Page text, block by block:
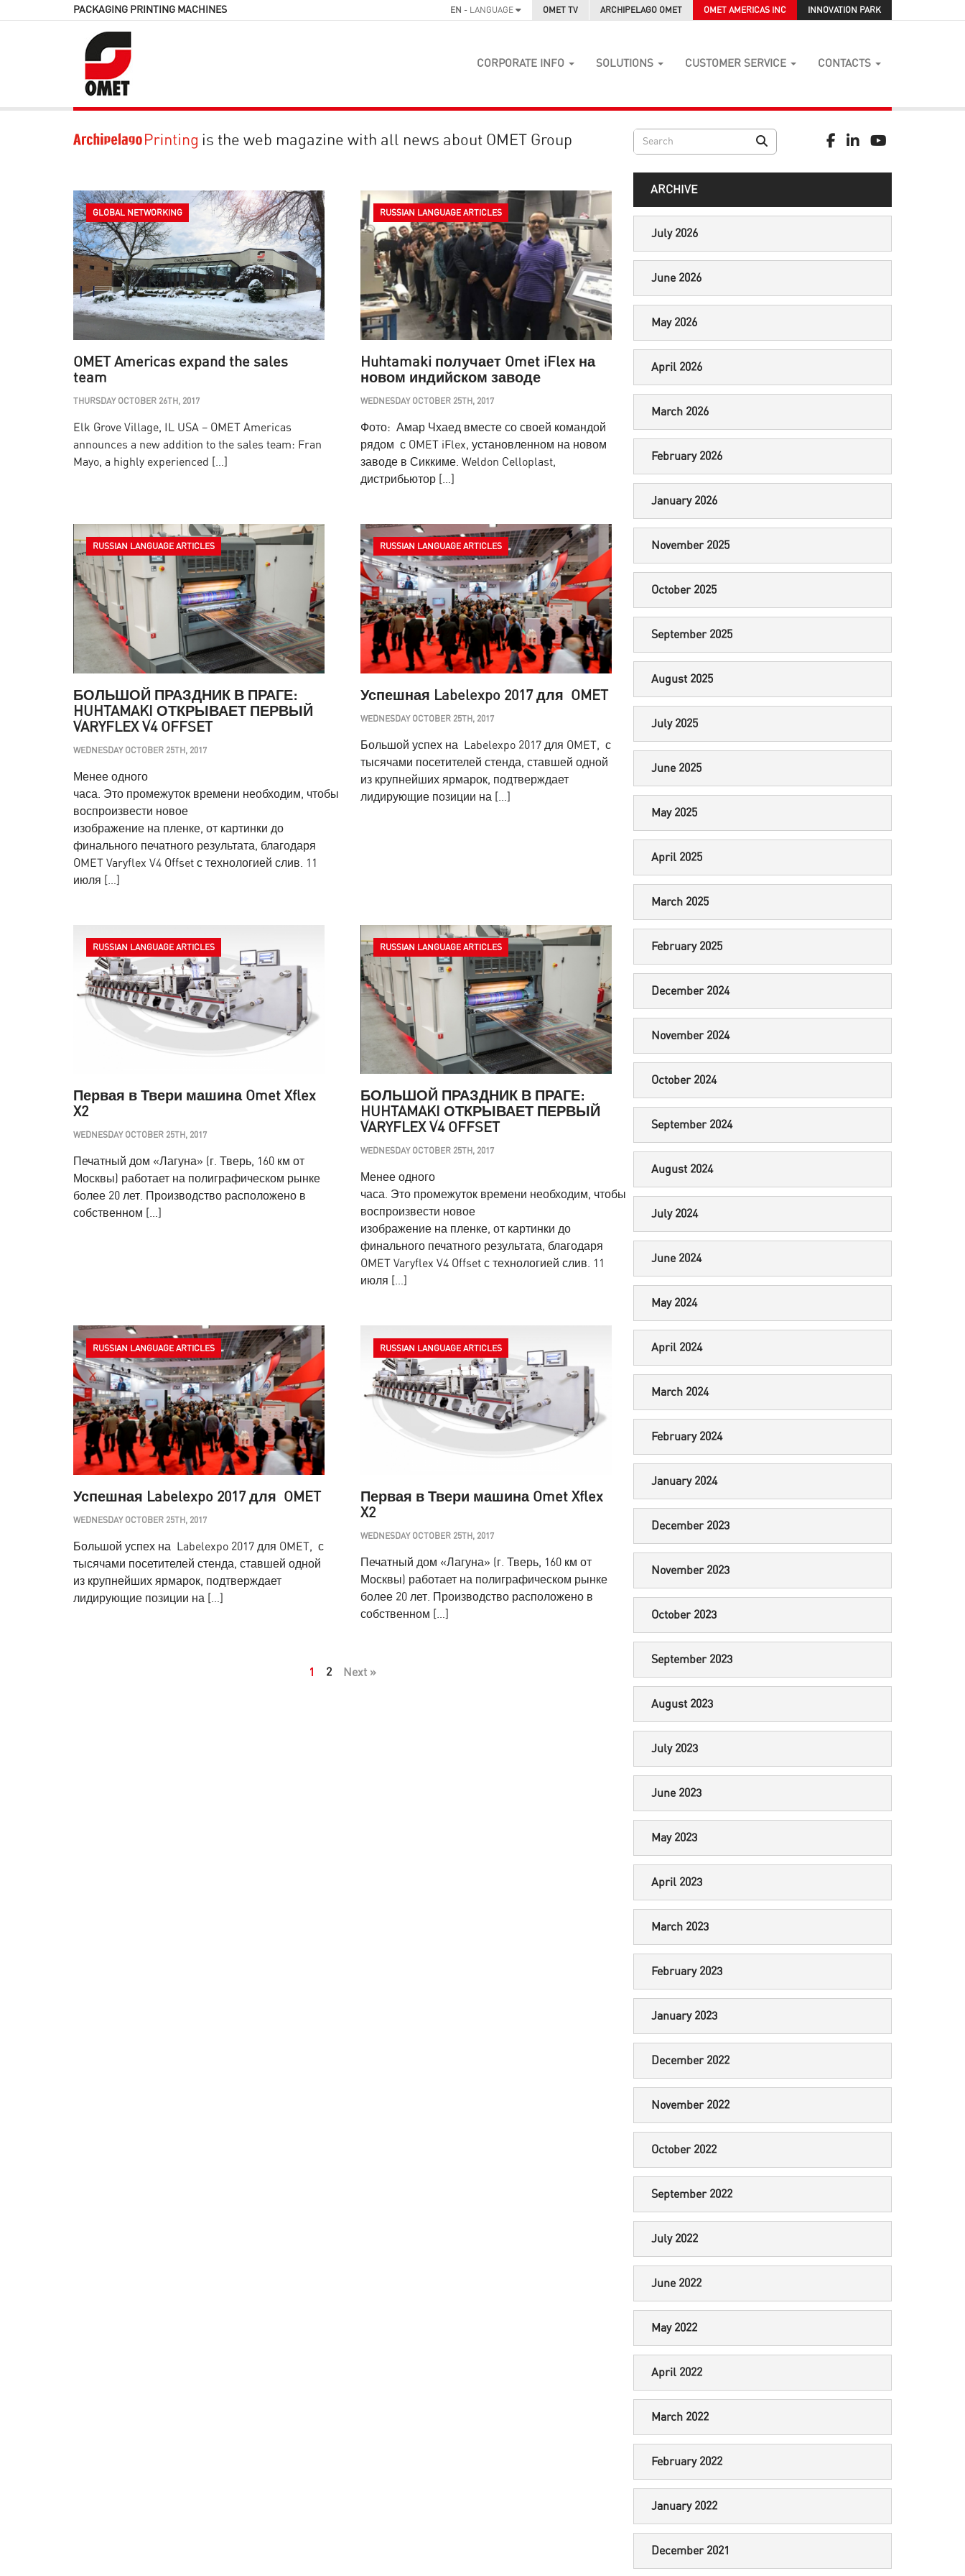
PACKAGING PRINTING MACHINES EN - LANGUAGE OMET TV ARCHIPELAGO OMET OMET AMERICAS INC INNOVATION PARK
CORPORATE INFO SOLUTIONS CUSTOMER SERVICE CONTACTS
is the web magazine with all news about OMET Group
GLOBAL NETWORKING
OMET Americas expand the sales
team
THURSDAY OCTOBER 26TH, 2017
Elk Grove Village, IL USA – OMET Americas
announces a new addition to the sales team: Fran
Mayo, a highly experienced […]
RUSSIAN LANGUAGE ARTICLES
Huhtamaki получает Omet iFlex на
новом индийском заводе
WEDNESDAY OCTOBER 25TH, 2017
Фото: Амар Чхаед вместе со своей командой
рядом с OMET iFlex, установленном на новом
заводе в Сиккиме. Weldon Celloplast,
дистрибьютор […]
RUSSIAN LANGUAGE ARTICLES
БОЛЬШОЙ ПРАЗДНИК В ПРАГЕ:
HUHTAMAKI ОТКРЫВАЕТ ПЕРВЫЙ
VARYFLEX V4 OFFSET
WEDNESDAY OCTOBER 25TH, 2017
Менее одного
часа. Это промежуток времени необходим, чтобы
воспроизвести новое
изображение на пленке, от картинки до
финального печатного результата, благодаря
OMET Varyflex V4 Offset с технологией слив. 11
июля […]
RUSSIAN LANGUAGE ARTICLES
Успешная Labelexpo 2017 для OMET
WEDNESDAY OCTOBER 25TH, 2017
Большой успех на Labelexpo 2017 для OMET, с
тысячами посетителей стенда, ставшей одной
из крупнейших ярмарок, подтверждает
лидирующие позиции на […]
RUSSIAN LANGUAGE ARTICLES
Первая в Твери машина Omet Xflex
X2
WEDNESDAY OCTOBER 25TH, 2017
Печатный дом «Лагуна» (г. Тверь, 160 км от
Москвы) работает на полиграфическом рынке
более 20 лет. Производство расположено в
собственном […]
RUSSIAN LANGUAGE ARTICLES
БОЛЬШОЙ ПРАЗДНИК В ПРАГЕ:
HUHTAMAKI ОТКРЫВАЕТ ПЕРВЫЙ
VARYFLEX V4 OFFSET
WEDNESDAY OCTOBER 25TH, 2017
Менее одного
часа. Это промежуток времени необходим, чтобы
воспроизвести новое
изображение на пленке, от картинки до
финального печатного результата, благодаря
OMET Varyflex V4 Offset с технологией слив. 11
июля […]
RUSSIAN LANGUAGE ARTICLES
Успешная Labelexpo 2017 для OMET
WEDNESDAY OCTOBER 25TH, 2017
Большой успех на Labelexpo 2017 для OMET, с
тысячами посетителей стенда, ставшей одной
из крупнейших ярмарок, подтверждает
лидирующие позиции на […]
RUSSIAN LANGUAGE ARTICLES
Первая в Твери машина Omet Xflex
X2
WEDNESDAY OCTOBER 25TH, 2017
Печатный дом «Лагуна» (г. Тверь, 160 км от
Москвы) работает на полиграфическом рынке
более 20 лет. Производство расположено в
собственном […]
1 2 Next »
ARCHIVE
July 2026
June 2026
May 2026
April 2026
March 2026
February 2026
January 2026
November 2025
October 2025
September 2025
August 2025
July 2025
June 2025
May 2025
April 2025
March 2025
February 2025
December 2024
November 2024
October 2024
September 2024
August 2024
July 2024
June 2024
May 2024
April 2024
March 2024
February 2024
January 2024
December 2023
November 2023
October 2023
September 2023
August 2023
July 2023
June 2023
May 2023
April 2023
March 2023
February 2023
January 2023
December 2022
November 2022
October 2022
September 2022
July 2022
June 2022
May 2022
April 2022
March 2022
February 2022
January 2022
December 2021